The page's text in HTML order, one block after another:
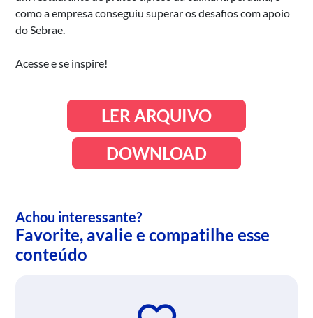
como a empresa conseguiu superar os desafios com apoio
do Sebrae.
Acesse e se inspire!
LER ARQUIVO
DOWNLOAD
Achou interessante?
Favorite, avalie e compatilhe esse
conteúdo